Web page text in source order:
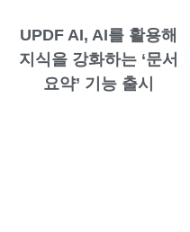
UPDF AI, AI를 활용해
지식을 강화하는 ‘문서
요약’ 기능 출시